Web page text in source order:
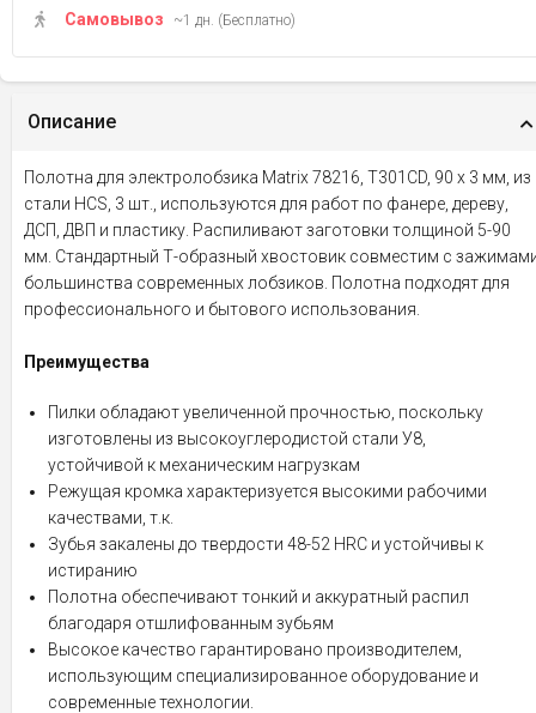
Самовывоз ~1 дн. (Бесплатно)
Описание
Полотна для электролобзика Matrix 78216, T301CD, 90 х 3 мм, из
стали HCS, 3 шт., используются для работ по фанере, дереву,
ДСП, ДВП и пластику. Распиливают заготовки толщиной 5-90
мм. Стандартный Т-образный хвостовик совместим с
большинства современных лобзиков. Полотна подходят для
профессионального и бытового использования.
Преимущества
Пилки обладают увеличенной прочностью, поскольку
изготовлены из высокоуглеродистой стали У8,
устойчивой к механическим нагрузкам
Режущая кромка характеризуется высокими рабочими
качествами, т.к.
Зубья закалены до твердости 48-52 HRC и устойчивы к
истиранию
Полотна обеспечивают тонкий и аккуратный распил
благодаря отшлифованным зубьям
Высокое качество гарантировано производителем,
использующим специализированное оборудование и
современные технологии.